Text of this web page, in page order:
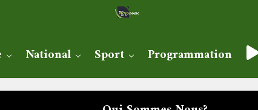
National Sport Programmation